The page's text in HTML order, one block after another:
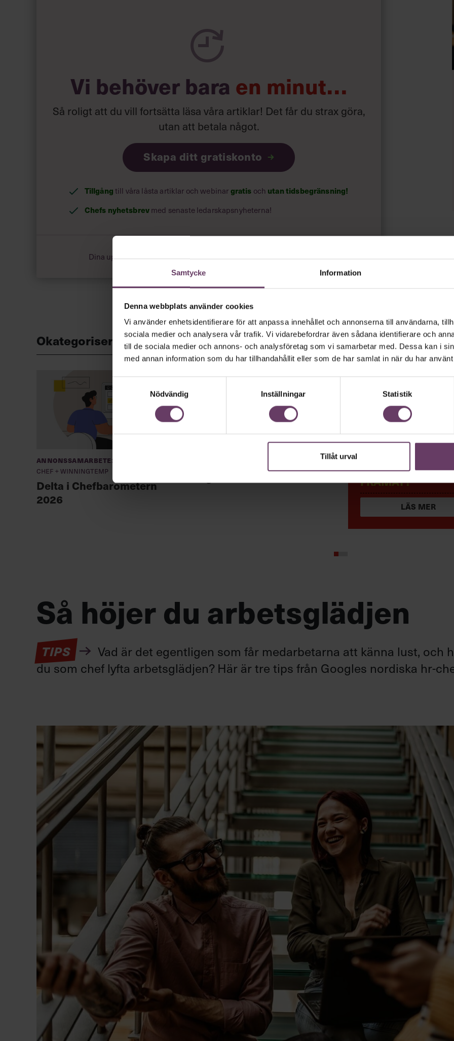
Samtycke Information
Denna webbplats använder cookies
Vi använder enhetsidentifierare för att anpassa innehållet och annonserna till användarna,
sociala medier och analysera vår trafik. Vi vidarebefordrar även sådana identifierare och
till de sociala medier och annons- och analysföretag som vi samarbetar med. Dessa kan i
med annan information som du har tillhandahållit eller som de har samlat in när du har
Nödvändig
Inställningar Statistik
Tillåt urval
Vi behöver bara en minut…
Så roligt att du vill fortsätta läsa våra artiklar! Det får du strax göra,
utan att betala något.
Skapa ditt gratiskonto
Tillgång till våra låsta artiklar och webinar gratis och utan tidsbegränsning!
Chefs nyhetsbrev med senaste ledarskapsnyheterna!
Dina uppgifter delas aldrig med tredje part.Läs vår integritetspolicy här.
Okategoriserade
Annonssamarbete:
Chef + Winningtemp
Delta i Chefbarometern
2026
MEN RÖR DU DIG
FRAMÅT?
LÄS MER
Så höjer du arbetsglädjen
TIPS
Vad är det egentligen som får medarbetarna att känna lust, och
du som chef lyfta arbetsglädjen? Här är tre tips från Googles nordiska hr-